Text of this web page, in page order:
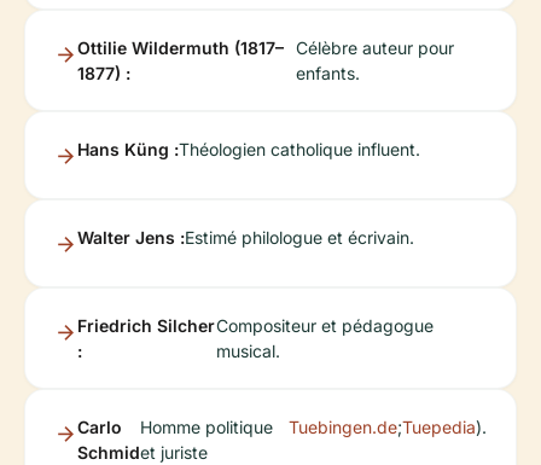
Ottilie Wildermuth (1817–
1877) :
Célèbre auteur pour
enfants.
Hans Küng :Théologien catholique influent.
Walter Jens :Estimé philologue et écrivain.
Friedrich Silcher
:
Compositeur et pédagogue
musical.
Carlo
Schmid
Homme politique
et juriste
Tuebingen.de;Tuepedia).